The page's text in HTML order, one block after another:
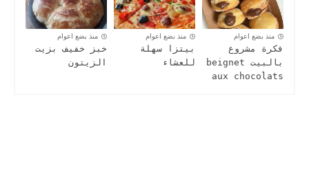
منذ بضع اعوام
فكرة مشروع
بالبيت beignet
aux chocolats
منذ بضع اعوام
بيتزا سهلة
للعشاء
منذ بضع اعوام
خبز خفيف بزيت
الزيتون